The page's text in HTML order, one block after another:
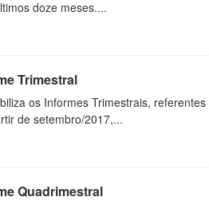
doze meses....
Trimestral
os Informes Trimestrais,
de setembro/2017,...
Quadrimestral